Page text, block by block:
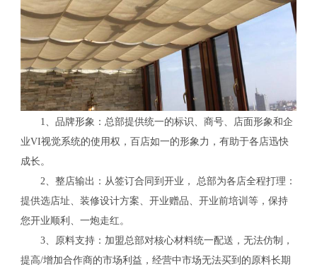
1、品牌形象：总部提供统一的标识、商号、店面形象和企
业VI视觉系统的使用权，百店如一的形象力，有助于各店迅快
成长。
2、整店输出：从签订合同到开业， 总部为各店全程打理：
提供选店址、装修设计方案、开业赠品、开业前培训等，保持
您开业顺利、一炮走红。
3、原料支持：加盟总部对核心材料统一配送，无法仿制，
提高/增加合作商的市场利益，经营中市场无法买到的原料长期